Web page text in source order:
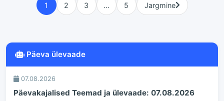
1 2 3 … 5 Jargmine
Päeva ülevaade
07.08.2026
Päevakajalised Teemad ja ülevaade: 07.08.2026